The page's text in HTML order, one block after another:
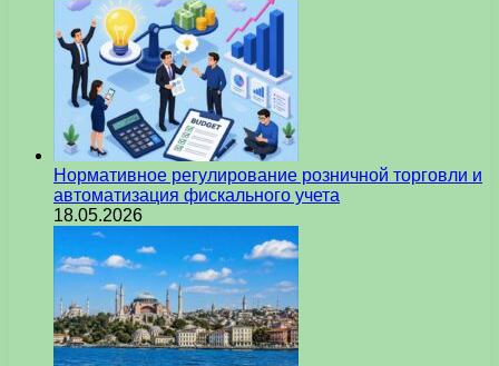
Нормативное регулирование розничной торговли и
автоматизация фискального учета
18.05.2026